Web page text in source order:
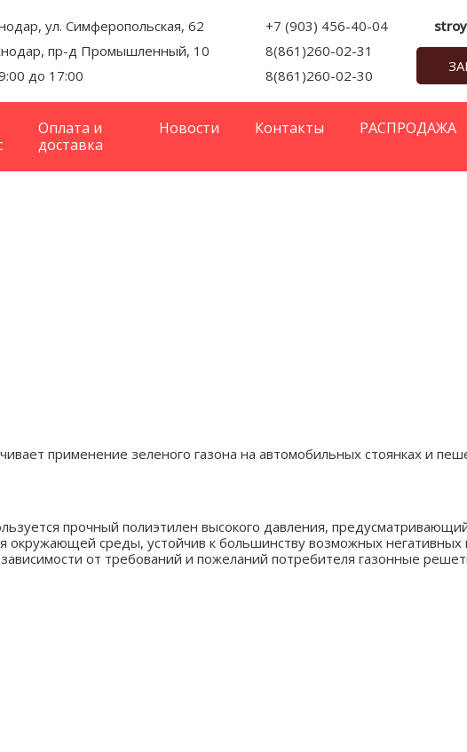
ул. Симферопольская, 62
пр-д Промышленный, 10
до 17:00
+7 (903) 456-40-04
8(861)260-02-31
8(861)260-02-30
Оплата и
доставка
Новости Контакты РАСПРОДАЖА
применение зеленого газона на автомобильных стоянках и
прочный полиэтилен высокого давления,
окружающей среды, устойчив к большинству возможных
от требований и пожеланий потребителя газонные